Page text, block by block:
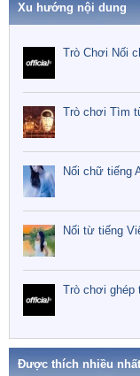
Xu hướng nội dung
Trò Chơi Nối
Trò chơi Tìm
Nối chữ tiếng
Nối từ tiếng
Trò chơi ghép
Được thích nhiều nhất